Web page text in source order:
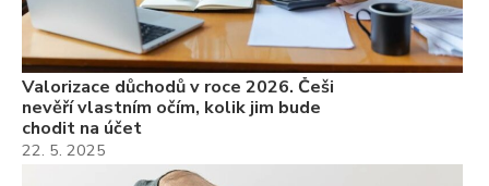
Valorizace důchodů v roce 2026. Češi
nevěří vlastním očím, kolik jim bude
chodit na účet
22. 5. 2025